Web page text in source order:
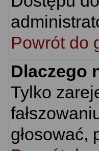
Powrót do
Dlaczego
Tylko
głosować,